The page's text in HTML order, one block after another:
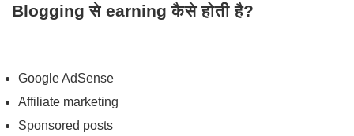
Blogging से earning कैसे होती है?
Google AdSense
Affiliate marketing
Sponsored posts